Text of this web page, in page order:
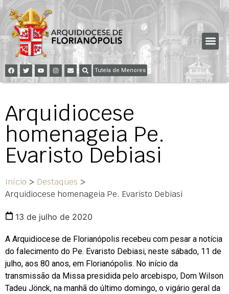
Tutela de Menores
Arquidiocese
homenageia Pe.
Evaristo Debiasi
Início > Destaques >
Arquidiocese homenageia Pe. Evaristo Debiasi
13 de julho de 2020
A Arquidiocese de Florianópolis recebeu com pesar a notícia
do falecimento do Pe. Evaristo Debiasi, neste sábado, 11 de
julho, aos 80 anos, em Florianópolis. No início da
transmissão da Missa presidida pelo arcebispo, Dom Wilson
Tadeu Jönck, na manhã do último domingo, o vigário geral da